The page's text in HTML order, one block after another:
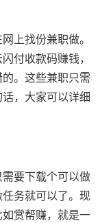
上找份兼职做。
付收款码赚钱，
。这些兼职只需
，大家可以详细
要下载个可以做
务就可以了。现
赏帮赚，就是一